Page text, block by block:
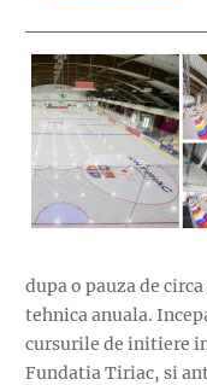
dupa o pauza de
tehnica anuala.
cursurile de initiere
Fundatia Tiriac, si